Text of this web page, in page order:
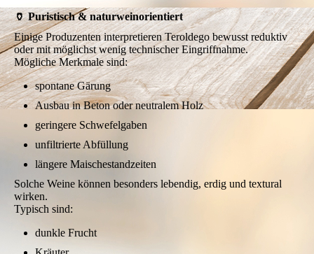
🏺 Puristisch & naturweinorientiert
Einige Produzenten interpretieren Teroldego bewusst reduktiv
oder mit möglichst wenig technischer Eingriffnahme.
Mögliche Merkmale sind:
spontane Gärung
Ausbau in Beton oder neutralem Holz
geringere Schwefelgaben
unfiltrierte Abfüllung
längere Maischestandzeiten
Solche Weine können besonders lebendig, erdig und textural
wirken.
Typisch sind:
dunkle Frucht